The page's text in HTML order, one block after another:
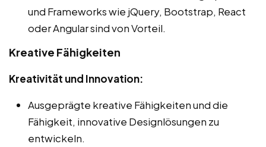
und Frameworks wie jQuery, Bootstrap, React
oder Angular sind von Vorteil.
Kreative Fähigkeiten
Kreativität und Innovation:
Ausgeprägte kreative Fähigkeiten und die
Fähigkeit, innovative Designlösungen zu
entwickeln.